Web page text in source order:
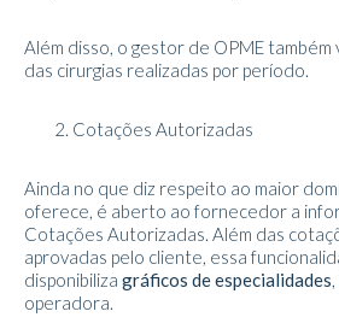
Além disso, o gestor de OPME também
das cirurgias realizadas por período.
Cotações Autorizadas
Ainda no que diz respeito ao maior
oferece, é aberto ao fornecedor a
Cotações Autorizadas. Além das
aprovadas pelo cliente, essa
disponibiliza gráficos de especialidades
operadora.